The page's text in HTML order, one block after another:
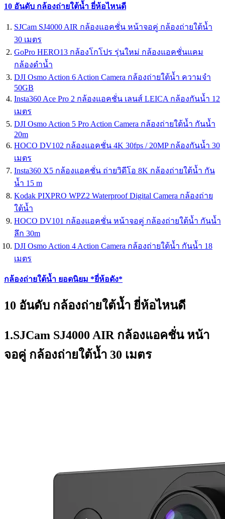
10 อันดับ กล้องถ่ายใต้น้ำ ยี่ห้อไหนดี
SJCam SJ4000 AIR กล้องแอคชั่น หน้าจอคู่ กล้องถ่ายใต้น้ำ
30 เมตร
GoPro HERO13 กล้องโกโปร รุ่นใหม่ กล้องแอคชั่นแคม
กล้องดำน้ำ
DJI Osmo Action 6 Action Camera กล้องถ่ายใต้น้ำ ความจำ
50GB
Insta360 Ace Pro 2 กล้องแอคชั่น เลนส์ LEICA กล้องกันน้ำ 12
เมตร
DJI Osmo Action 5 Pro Action Camera กล้องถ่ายใต้น้ำ กันน้ำ
20m
HOCO DV102 กล้องแอคชั่น 4K 30fps / 20MP กล้องกันน้ำ 30
เมตร
Insta360 X5 กล้องแอคชั่น ถ่ายวิดีโอ 8K กล้องถ่ายใต้น้ำ กัน
น้ำ 15 m
Kodak PIXPRO WPZ2 Waterproof Digital Camera กล้องถ่าย
ใต้น้ำ
HOCO DV101 กล้องแอคชั่น หน้าจอคู่ กล้องถ่ายใต้น้ำ กันน้ำ
ลึก 30m
DJI Osmo Action 4 Action Camera กล้องถ่ายใต้น้ำ กันน้ำ 18
เมตร
กล้องถ่ายใต้น้ำ ยอดนิยม *ยี่ห้อดัง*
10 อันดับ กล้องถ่ายใต้น้ำ ยี่ห้อไหนดี
1.SJCam SJ4000 AIR กล้องแอคชั่น หน้า
จอคู่ กล้องถ่ายใต้น้ำ 30 เมตร